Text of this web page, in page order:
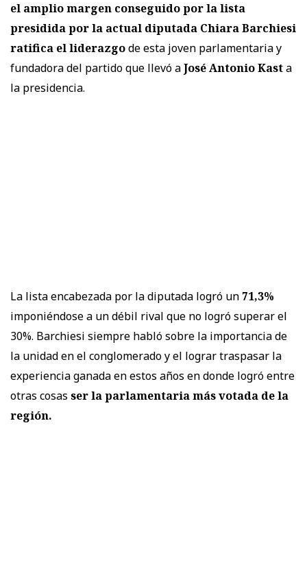
el amplio margen conseguido por la lista
presidida por la actual diputada Chiara Barchiesi
ratifica el liderazgode esta joven parlamentaria y
fundadora del partido que llevó aJosé Antonio Kasta
la presidencia.
La lista encabezada por la diputada logró un 71,3%
imponiéndose a un débil rival que no logró superar el
30%. Barchiesi siempre habló sobre la importancia de
la unidad en el conglomerado y el lograr traspasar la
experiencia ganada en estos años en donde logró entre
otras cosas ser la parlamentaria más votada de la
región.